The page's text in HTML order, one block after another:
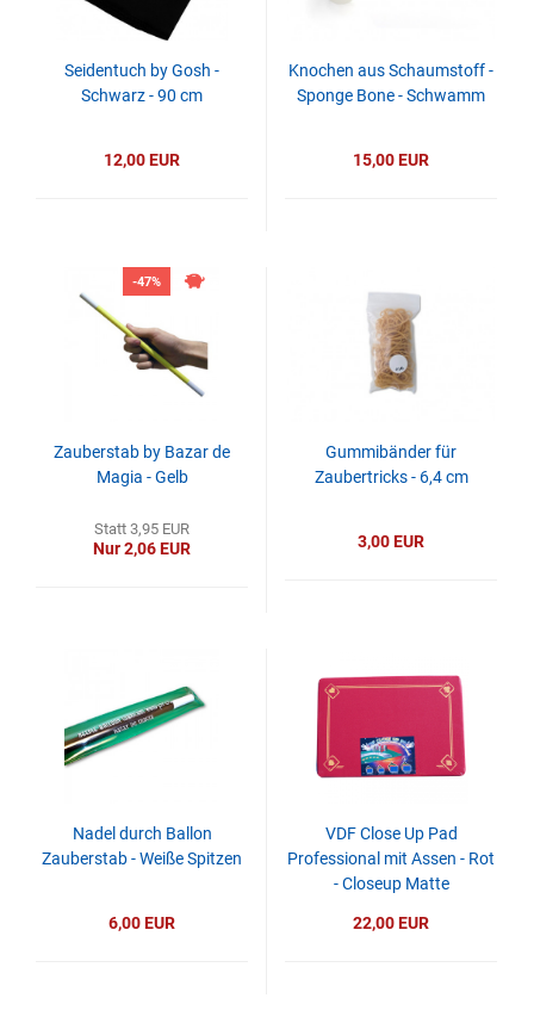
Seidentuch by Gosh -
Schwarz - 90 cm
12,00 EUR
Knochen aus Schaumstoff -
Sponge Bone - Schwamm
15,00 EUR
-47%
Zauberstab by Bazar de
Magia - Gelb
Statt 3,95 EUR
Nur 2,06 EUR
Gummibänder für
Zaubertricks - 6,4 cm
3,00 EUR
Nadel durch Ballon
Zauberstab - Weiße Spitzen
6,00 EUR
VDF Close Up Pad
Professional mit Assen - Rot
- Closeup Matte
22,00 EUR